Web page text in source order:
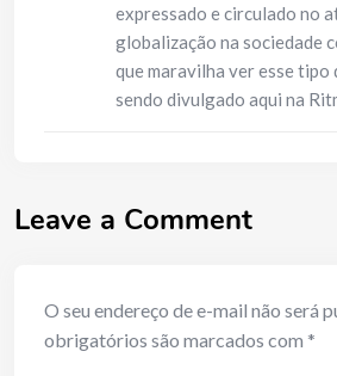
expressado e circulado no
globalização na sociedade
que maravilha ver esse
sendo divulgado aqui na
Leave a Comment
O seu endereço de e-mail não será
obrigatórios são marcados com *